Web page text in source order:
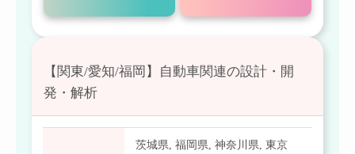
【関東/愛知/福岡】自動車関連の設計・開
発・解析
茨城県,福岡県,神奈川県,東京